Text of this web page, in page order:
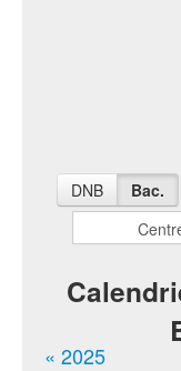
DNB Bac.
« 2025